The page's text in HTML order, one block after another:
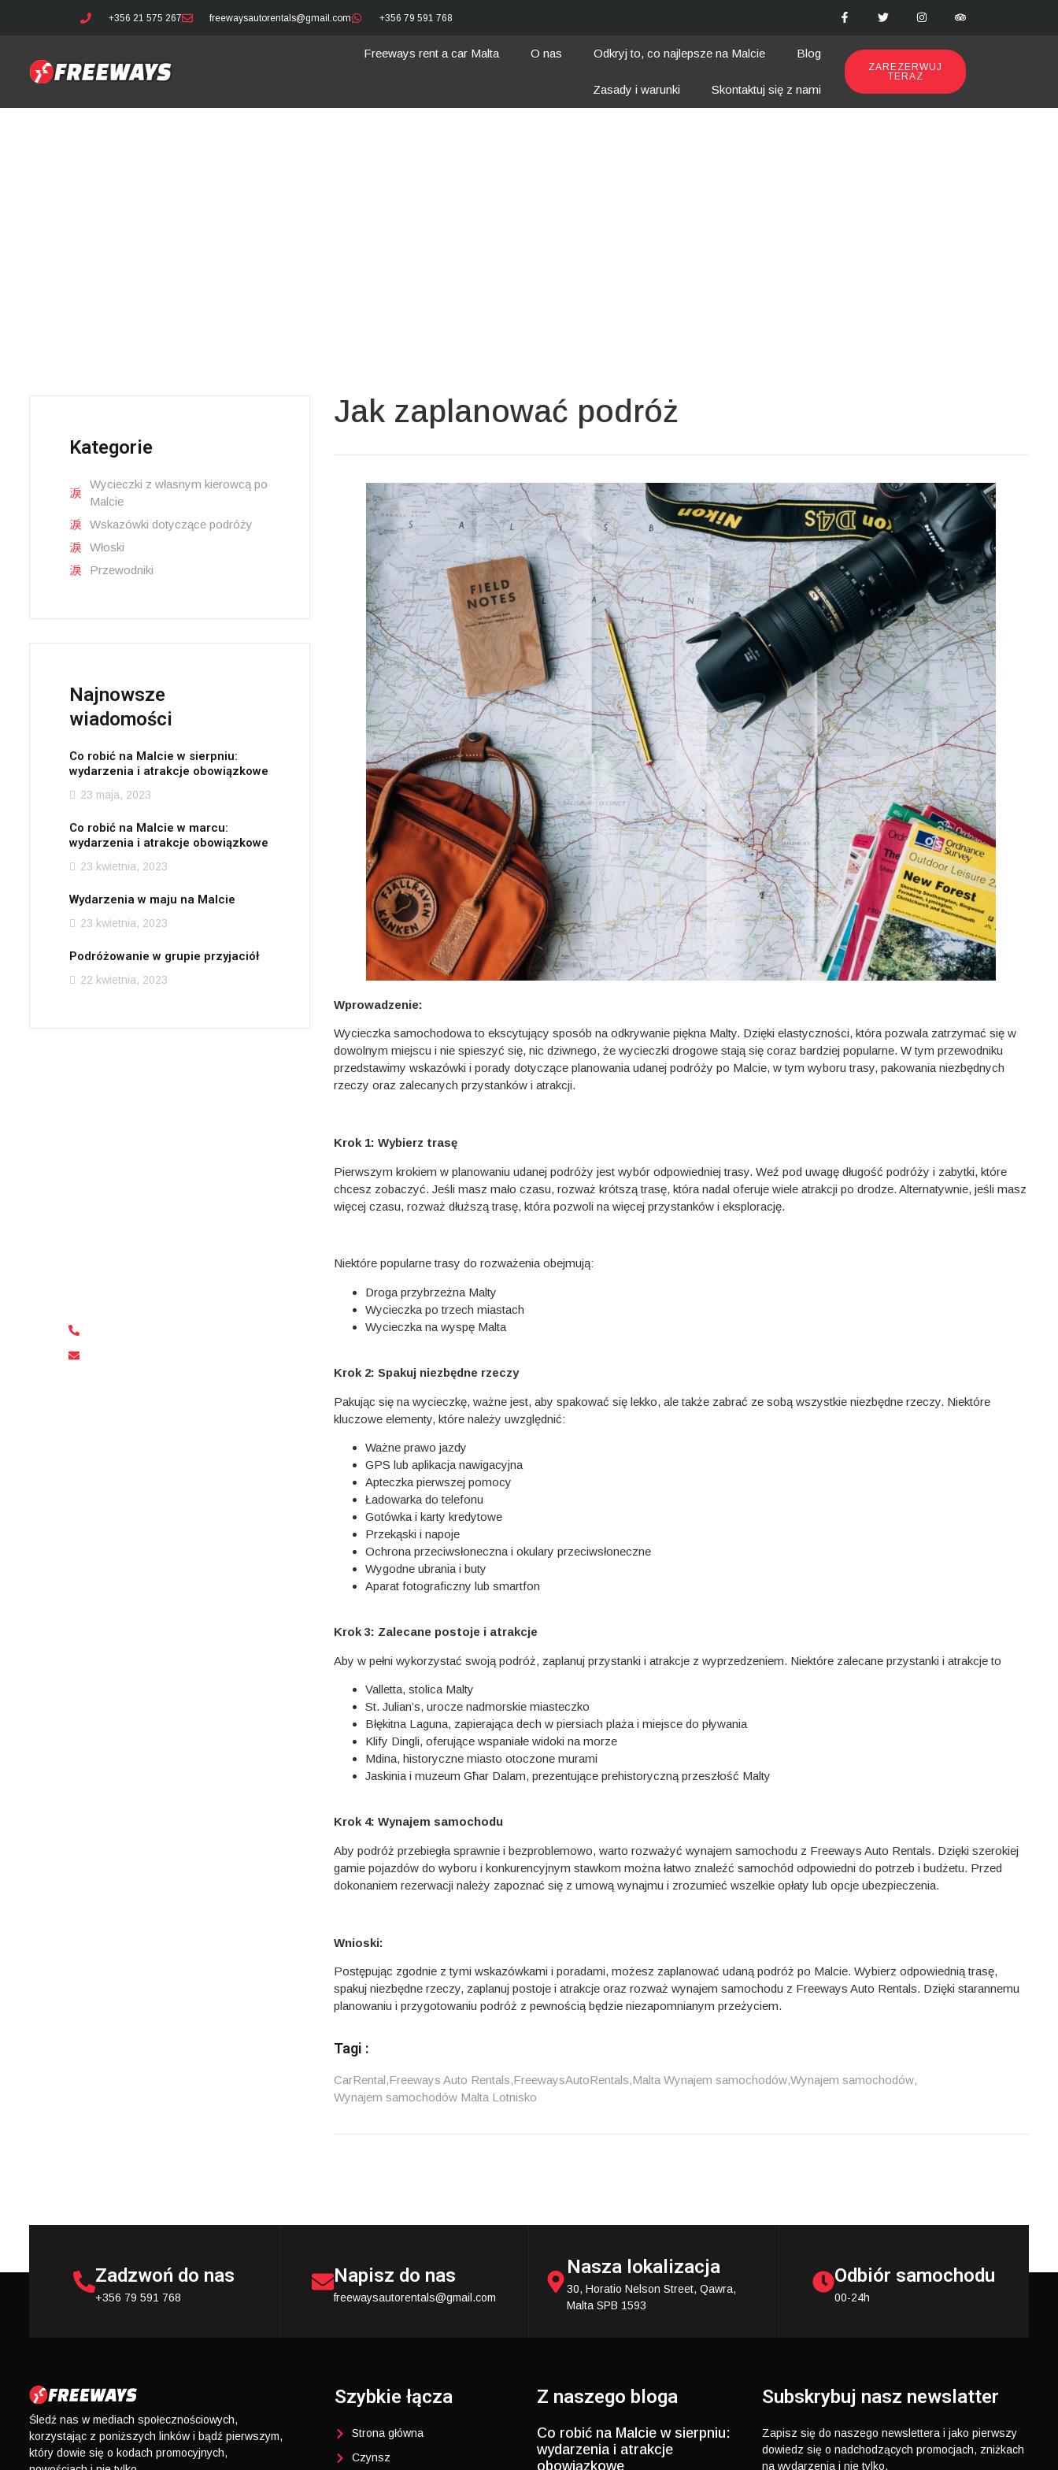
+356 21 575 267 freewaysautorentals@gmail.com +356 79 591 768
Freeways rent a car Malta O nas Odkryj to, co najlepsze na Malcie Blog
Zasady i warunki Skontaktuj się z nami
ZAREZERWUJ
TERAZ
Kategorie
Wycieczki z własnym kierowcą po
Malcie
Wskazówki dotyczące podróży
Włoski
Przewodniki
Najnowsze
wiadomości
Co robić na Malcie w sierpniu:
wydarzenia i atrakcje obowiązkowe
23 maja, 2023
Co robić na Malcie w marcu:
wydarzenia i atrakcje obowiązkowe
23 kwietnia, 2023
Wydarzenia w maju na Malcie
23 kwietnia, 2023
Podróżowanie w grupie przyjaciół
22 kwietnia, 2023
Jak zaplanować podróż
Wprowadzenie:
Wycieczka samochodowa to ekscytujący sposób na odkrywanie piękna Malty. Dzięki elastyczności, która pozwala zatrzymać się w
dowolnym miejscu i nie spieszyć się, nic dziwnego, że wycieczki drogowe stają się coraz bardziej popularne. W tym przewodniku
przedstawimy wskazówki i porady dotyczące planowania udanej podróży po Malcie, w tym wyboru trasy, pakowania niezbędnych
rzeczy oraz zalecanych przystanków i atrakcji.
Krok 1: Wybierz trasę
Pierwszym krokiem w planowaniu udanej podróży jest wybór odpowiedniej trasy. Weź pod uwagę długość podróży i zabytki, które
chcesz zobaczyć. Jeśli masz mało czasu, rozważ krótszą trasę, która nadal oferuje wiele atrakcji po drodze. Alternatywnie, jeśli masz
więcej czasu, rozważ dłuższą trasę, która pozwoli na więcej przystanków i eksplorację.
Niektóre popularne trasy do rozważenia obejmują:
Droga przybrzeżna Malty
Wycieczka po trzech miastach
Wycieczka na wyspę Malta
Krok 2: Spakuj niezbędne rzeczy
Pakując się na wycieczkę, ważne jest, aby spakować się lekko, ale także zabrać ze sobą wszystkie niezbędne rzeczy. Niektóre
kluczowe elementy, które należy uwzględnić:
Ważne prawo jazdy
GPS lub aplikacja nawigacyjna
Apteczka pierwszej pomocy
Ładowarka do telefonu
Gotówka i karty kredytowe
Przekąski i napoje
Ochrona przeciwsłoneczna i okulary przeciwsłoneczne
Wygodne ubrania i buty
Aparat fotograficzny lub smartfon
Krok 3: Zalecane postoje i atrakcje
Aby w pełni wykorzystać swoją podróż, zaplanuj przystanki i atrakcje z wyprzedzeniem. Niektóre zalecane przystanki i atrakcje to
Valletta, stolica Malty
St. Julian’s, urocze nadmorskie miasteczko
Błękitna Laguna, zapierająca dech w piersiach plaża i miejsce do pływania
Klify Dingli, oferujące wspaniałe widoki na morze
Mdina, historyczne miasto otoczone murami
Jaskinia i muzeum Għar Dalam, prezentujące prehistoryczną przeszłość Malty
Krok 4: Wynajem samochodu
Aby podróż przebiegła sprawnie i bezproblemowo, warto rozważyć wynajem samochodu z Freeways Auto Rentals. Dzięki szerokiej
gamie pojazdów do wyboru i konkurencyjnym stawkom można łatwo znaleźć samochód odpowiedni do potrzeb i budżetu. Przed
dokonaniem rezerwacji należy zapoznać się z umową wynajmu i zrozumieć wszelkie opłaty lub opcje ubezpieczenia.
Wnioski:
Postępując zgodnie z tymi wskazówkami i poradami, możesz zaplanować udaną podróż po Malcie. Wybierz odpowiednią trasę,
spakuj niezbędne rzeczy, zaplanuj postoje i atrakcje oraz rozważ wynajem samochodu z Freeways Auto Rentals. Dzięki starannemu
planowaniu i przygotowaniu podróż z pewnością będzie niezapomnianym przeżyciem.
Tagi :
CarRental,Freeways Auto Rentals,FreewaysAutoRentals,Malta Wynajem samochodów,Wynajem samochodów,
Wynajem samochodów Malta Lotnisko
Zadzwoń do nas
+356 79 591 768
Napisz do nas
freewaysautorentals@gmail.com
Nasza lokalizacja
30, Horatio Nelson Street, Qawra,
Malta SPB 1593
Odbiór samochodu
00-24h
Śledź nas w mediach społecznościowych,
korzystając z poniższych linków i bądź pierwszym,
który dowie się o kodach promocyjnych,
Szybkie łącza
Strona główna
Czynsz
Z naszego bloga
Co robić na Malcie w sierpniu:
wydarzenia i atrakcje
obowiązkowe
Subskrybuj nasz newslatter
Zapisz się do naszego newslettera i jako pierwszy
dowiedz się o nadchodzących promocjach, zniżkach
na wydarzenia i nie tylko.